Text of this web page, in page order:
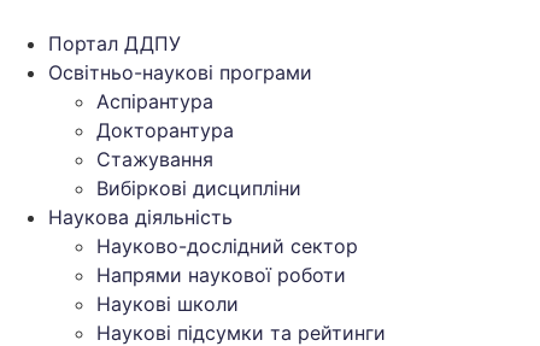
вмісту
Портал ДДПУ
Освітньо-наукові програми
Аспірантура
Докторантура
Стажування
Вибіркові дисципліни
Наукова діяльність
Науково-дослідний сектор
Напрями наукової роботи
Наукові школи
Наукові підсумки та рейтинги